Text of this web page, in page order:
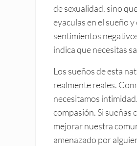
de sexualidad, sino
eyaculas en el sueño
sentimientos
indica que necesitas
Los sueños de esta
realmente reales.
necesitamos
compasión. Si sueñas
mejorar nuestra
amenazado por